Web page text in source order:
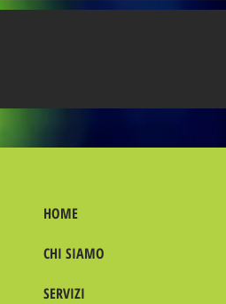
HOME
CHI SIAMO
SERVIZI